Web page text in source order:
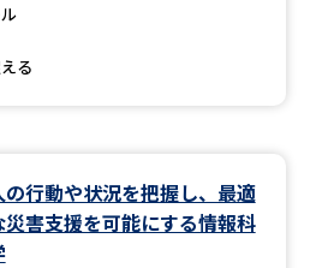
る
の行動や状況を把握し、最適
災害支援を可能にする情報科